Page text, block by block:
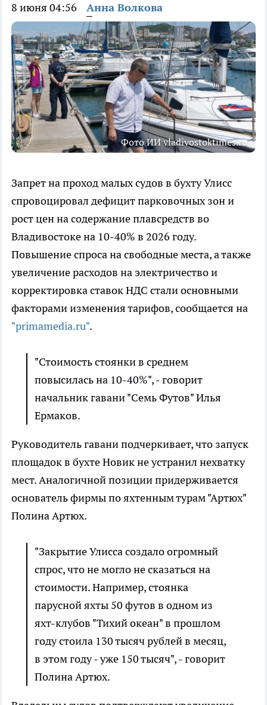
8 июня 04:56 Анна Волкова
Фото ИИ vladivostoktimes.ru
Запрет на проход малых судов в бухту Улисс
спровоцировал дефицит парковочных зон и
рост цен на содержание плавсредств во
Владивостоке на 10-40% в 2026 году.
Повышение спроса на свободные места, а также
увеличение расходов на электричество и
корректировка ставок НДС стали основными
факторами изменения тарифов, сообщается на
"primamedia.ru".
"Стоимость стоянки в среднем
повысилась на 10-40%", - говорит
начальник гавани "Семь Футов" Илья
Ермаков.
Руководитель гавани подчеркивает, что запуск
площадок в бухте Новик не устранил нехватку
мест. Аналогичной позиции придерживается
основатель фирмы по яхтенным турам "Артюх"
Полина Артюх.
"Закрытие Улисса создало огромный
спрос, что не могло не сказаться на
стоимости. Например, стоянка
парусной яхты 50 футов в одном из
яхт-клубов "Тихий океан" в прошлом
году стоила 130 тысяч рублей в месяц,
в этом году - уже 150 тысяч", - говорит
Полина Артюх.